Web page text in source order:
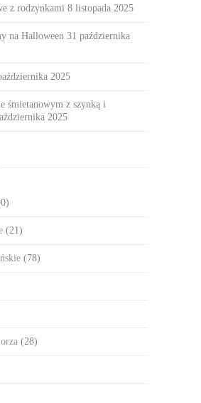
z rodzynkami 8 listopada 2025
na Halloween 31 października
2025
śmietanowym z szynką i
2025
(21)
(78)
(28)